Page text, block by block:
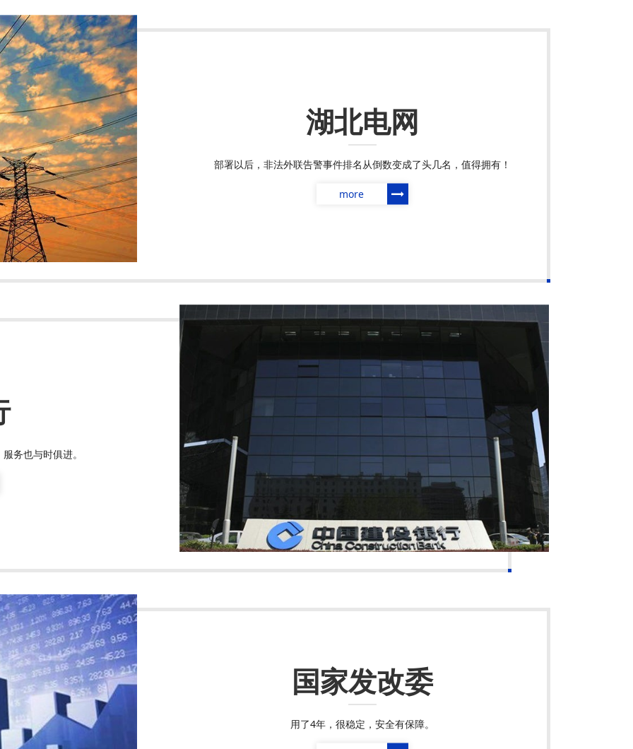
湖北电网
部署以后，非法外联告警事件排名从倒数变成了头几名，值得拥有！
more
务也与时俱进。
国家发改委
用了4年，很稳定，安全有保障。